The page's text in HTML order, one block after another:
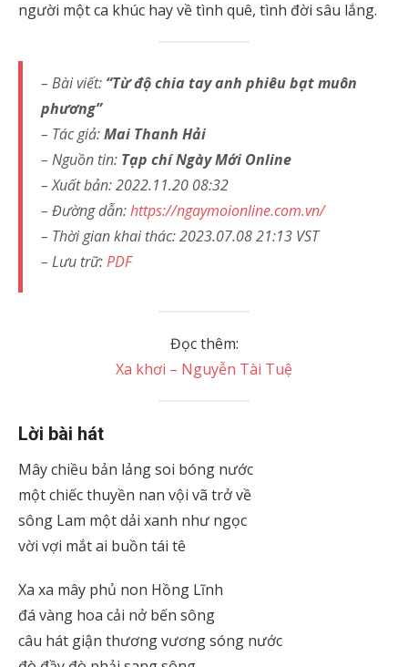
người một ca khúc hay về tình quê, tình đời sâu lắng.
– Bài viết: “Từ độ chia tay anh phiêu bạt muôn
phương”
– Tác giả:Mai Thanh Hải
– Nguồn tin: Tạp chí Ngày Mới Online
– Xuất bản: 2022.11.20 08:32
– Đường dẫn:https://ngaymoionline.com.vn/
– Thời gian khai thác: 2023.07.08 21:13 VST
– Lưu trữ:PDF
Đọc thêm:
Xa khơi – Nguyễn Tài Tuệ
Lời bài hát
Mây chiều bản lảng soi bóng nước
một chiếc thuyền nan vội vã trở về
sông Lam một dải xanh như ngọc
vời vợi mắt ai buồn tái tê
Xa xa mây phủ non Hồng Lĩnh
đá vàng hoa cải nở bến sông
câu hát giận thương vương sóng nước